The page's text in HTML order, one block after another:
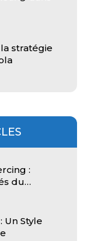
stratégie
:
du…
Un Style